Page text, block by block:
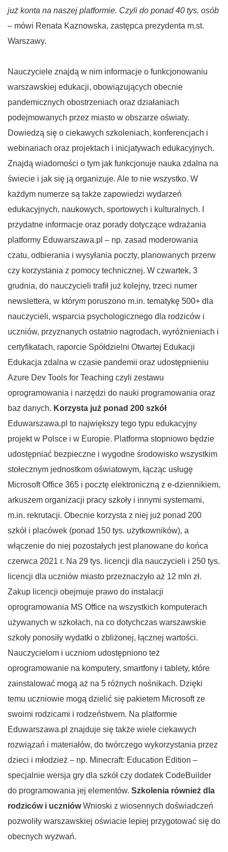
już konta na naszej platformie. Czyli do ponad 40 tys. osób
– mówi Renata Kaznowska, zastępca prezydenta m.st.
Warszawy.
Nauczyciele znajdą w nim informacje o funkcjonowaniu
warszawskiej edukacji, obowiązujących obecnie
pandemicznych obostrzeniach oraz działaniach
podejmowanych przez miasto w obszarze oświaty.
Dowiedzą się o ciekawych szkoleniach, konferencjach i
webinariach oraz projektach i inicjatywach edukacyjnych.
Znajdą wiadomości o tym jak funkcjonuje nauka zdalna na
świecie i jak się ją organizuje. Ale to nie wszystko. W
każdym numerze są także zapowiedzi wydarzeń
edukacyjnych, naukowych, sportowych i kulturalnych. I
przydatne informacje oraz porady dotyczące wdrażania
platformy Eduwarszawa.pl – np. zasad moderowania
czatu, odbierania i wysyłania poczty, planowanych przerw
czy korzystania z pomocy technicznej. W czwartek, 3
grudnia, do nauczycieli trafił już kolejny, trzeci numer
newslettera, w którym poruszono m.in. tematykę 500+ dla
nauczycieli, wsparcia psychologicznego dla rodziców i
uczniów, przyznanych ostatnio nagrodach, wyróżnieniach i
certyfikatach, raporcie Spółdzielni Otwartej Edukacji
Edukacja zdalna w czasie pandemii oraz udostępnieniu
Azure Dev Tools for Teaching czyli zestawu
oprogramowania i narzędzi do nauki programowania oraz
baz danych. Korzysta już ponad 200 szkół
Eduwarszawa.pl to największy tego typu edukacyjny
projekt w Polsce i w Europie. Platforma stopniowo będzie
udostępniać bezpieczne i wygodne środowisko wszystkim
stołecznym jednostkom oświatowym, łącząc usługę
Microsoft Office 365 i pocztę elektroniczną z e-dziennikiem,
arkuszem organizacji pracy szkoły i innymi systemami,
m.in. rekrutacji. Obecnie korzysta z niej już ponad 200
szkół i placówek (ponad 150 tys. użytkowników), a
włączenie do niej pozostałych jest planowane do końca
czerwca 2021 r. Na 29 tys. licencji dla nauczycieli i 250 tys.
licencji dla uczniów miasto przeznaczyło aż 12 mln zł.
Zakup licencji obejmuje prawo do instalacji
oprogramowania MS Office na wszystkich komputerach
używanych w szkołach, na co dotychczas warszawskie
szkoły ponosiły wydatki o zbliżonej, łącznej wartości.
Nauczycielom i uczniom udostępniono też
oprogramowanie na komputery, smartfony i tablety, które
zainstalować mogą aż na 5 różnych nośnikach. Dzięki
temu uczniowie mogą dzielić się pakietem Microsoft ze
swoimi rodzicami i rodzeństwem. Na platformie
Eduwarszawa.pl znajduje się także wiele ciekawych
rozwiązań i materiałów, do twórczego wykorzystania przez
dzieci i młodzież – np. Minecraft: Education Edition –
specjalnie wersja gry dla szkół czy dodatek CodeBuilder
do programowania jej elementów. Szkolenia również dla
rodziców i uczniówWnioski z wiosennych doświadczeń
pozwoliły warszawskiej oświacie lepiej przygotować się do
obecnych wyzwań.